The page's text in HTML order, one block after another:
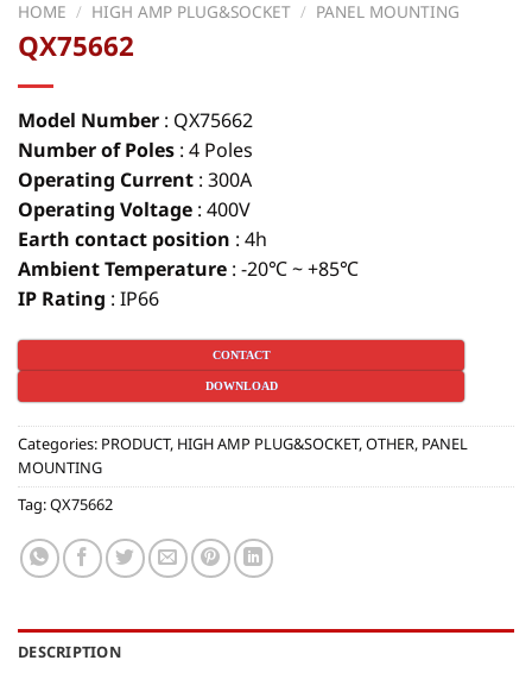
HOME / HIGH AMP PLUG&SOCKET / PANEL MOUNTING
QX75662
Model Number : QX75662
Number of Poles : 4 Poles
Operating Current : 300A
Operating Voltage : 400V
Earth contact position : 4h
Ambient Temperature : -20℃ ~ +85℃
IP Rating : IP66
CONTACT
DOWNLOAD
Categories: PRODUCT, HIGH AMP PLUG&SOCKET,OTHER, PANEL
MOUNTING
Tag:QX75662
DESCRIPTION